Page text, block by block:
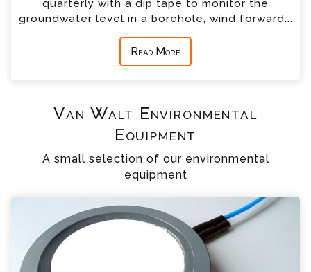
quarterly with a dip tape to monitor the
groundwater level in a borehole, wind forward...
Read More
Van Walt Environmental
Equipment
A small selection of our environmental
equipment